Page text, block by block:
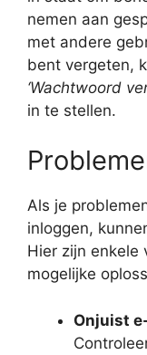
nemen aan
met andere
bent vergeten,
‘Wachtwoord
in te stellen.
Als je
inloggen,
Hier zijn enkele
mogelijke
Onjuist